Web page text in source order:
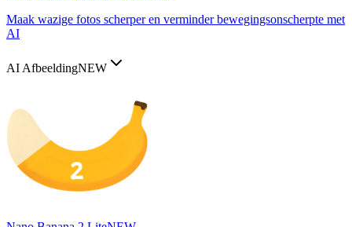
Maak wazige fotos scherper en verminder bewegingsonscherpte met
AI
AI AfbeeldingNEW